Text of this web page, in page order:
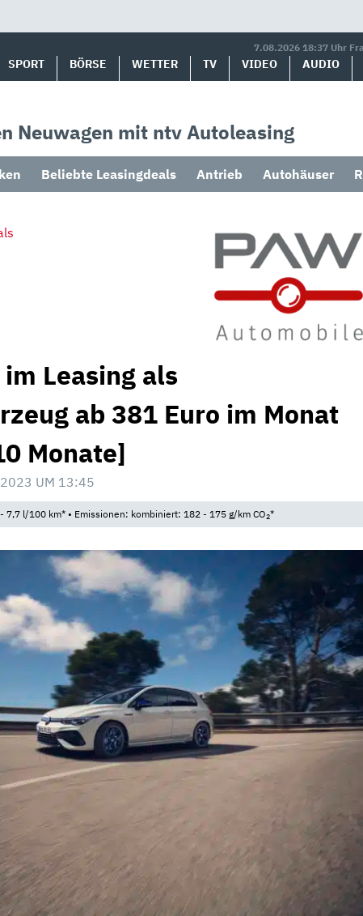
7.08.2026 18:37 Uhr
SPORT BÖRSE WETTER TV VIDEO AUDIO
Neuwagen mit ntv Autoleasing
Beliebte Leasingdeals Antrieb Autohäuser
Leasing als
ab 381 Euro im Monat
Monate]
2023 UM 13:45
7,7 l/100 km* • Emissionen: kombiniert: 182 - 175 g/km CO2*